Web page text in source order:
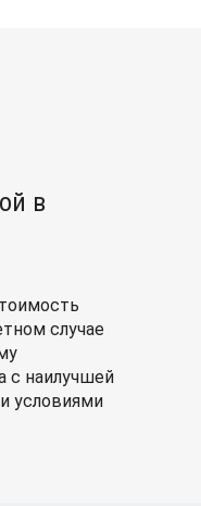
в
случае
с наилучшей
условиями